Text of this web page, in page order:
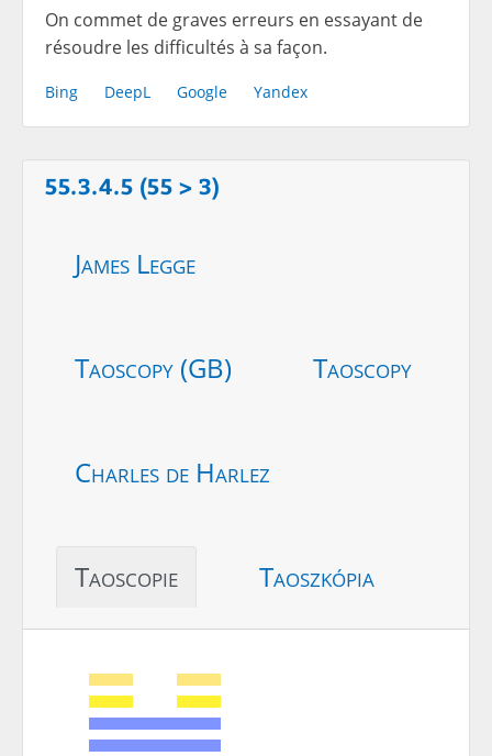
On commet de graves erreurs en essayant de
résoudre les difficultés à sa façon.
Bing DeepL Google Yandex
55.3.4.5 (55 > 3)
James Legge
Taoscopy (GB) Taoscopy
Charles de Harlez
Taoscopie Taoszkópia